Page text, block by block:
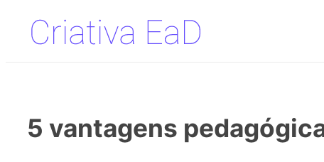
Pular
para
5 vantagens